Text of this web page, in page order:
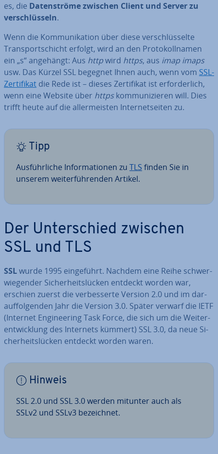
es, die Da­ten­strö­me zwischen Client und Server zu
ver­schlüs­seln.
Wenn die Kom­mu­ni­ka­ti­on über diese ver­schlüs­sel­te
Trans­port­schicht erfolgt, wird an den Pro­to­koll­na­men
ein „s“ angehängt: Aus httpwird https, aus imap imaps
usw. Das Kürzel SSL begegnet Ihnen auch, wenn vom SSL-
Zer­ti­fi­kat die Rede ist – dieses Zer­ti­fi­kat ist er­for­der­lich,
wenn eine Website über httpskom­mu­ni­zie­ren will. Dies
trifft heute auf die al­ler­meis­ten In­ter­net­sei­ten zu.
Tipp
Aus­führ­li­che In­for­ma­tio­nen zu TLS finden Sie in
unserem wei­ter­füh­ren­den Artikel.
Der Un­ter­schied zwischen
SSL und TLS
SSLwurde 1995 ein­ge­führt. Nachdem eine Reihe schwer­
wie­gen­der Si­cher­heits­lü­cken entdeckt worden war,
erschien zuerst die ver­bes­ser­te Version 2.0 und im dar­
auf­fol­gen­den Jahr die Version 3.0. Später verwarf die IETF
(Internet En­gi­nee­ring Task Force, die sich um die Wei­ter­
ent­wick­lung des Internets kümmert) SSL 3.0, da neue Si­
cher­heits­lü­cken entdeckt worden waren.
Hinweis
SSL 2.0 und SSL 3.0 werden mitunter auch als
SSLv2 und SSLv3 be­zeich­net.